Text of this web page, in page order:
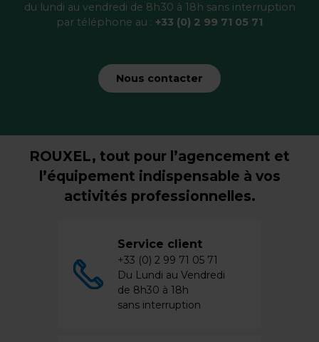
du lundi au vendredi de 8h30 à 18h sans interruption
par téléphone au : +33 (0) 2 99 71 05 71
Nous contacter
ROUXEL, tout pour l’agencement et
l’équipement indispensable à vos
activités professionnelles.
Service client
+33 (0) 2 99 71 05 71
Du Lundi au Vendredi
de 8h30 à 18h
sans interruption